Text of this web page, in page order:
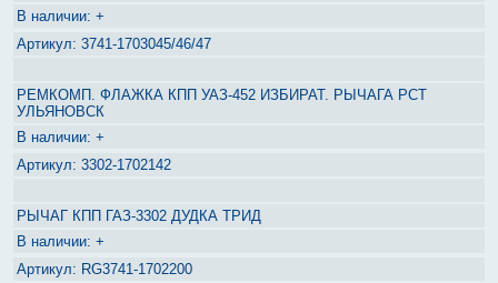
+
3741-1703045/46/47
РЕМКОМП. ФЛАЖКА КПП УАЗ-452 ИЗБИРАТ. РЫЧАГА РСТ
УЛЬЯНОВСК
+
3302-1702142
РЫЧАГ КПП ГАЗ-3302 ДУДКА ТРИД
+
RG3741-1702200